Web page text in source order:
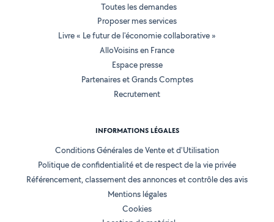
Toutes les demandes
Proposer mes services
Livre « Le futur de l'économie collaborative »
AlloVoisins en France
Espace presse
Partenaires et Grands Comptes
Recrutement
INFORMATIONS LÉGALES
Conditions Générales de Vente et d'Utilisation
Politique de confidentialité et de respect de la vie privée
Référencement, classement des annonces et contrôle des avis
Mentions légales
Cookies